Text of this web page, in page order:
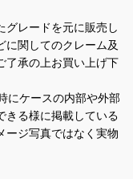
グレードを元に販売し
に関してのクレーム及
了承の上お買い上げ下
にケースの内部や外部
きる様に掲載している
ージ写真ではなく実物